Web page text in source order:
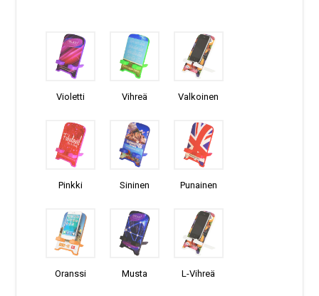
Violetti Vihreä Valkoinen
Pinkki Sininen Punainen
Oranssi Musta L-Vihreä